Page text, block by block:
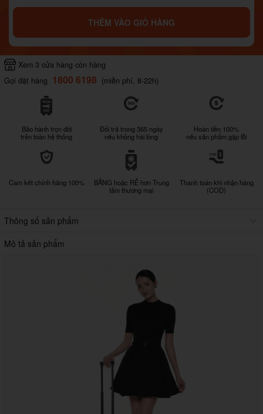
THÊM VÀO GIỎ HÀNG
Xem 3 cửa hàng còn hàng
Gọi đặt hàng 1800 6198 (miễn phí, 8-22h)
Bảo hành trọn đời
trên toàn hệ thống
Đổi trả trong 365 ngày
nếu không hài lòng
Hoàn tiền 100%
nếu sản phẩm gặp lỗi
Cam kết chính hãng 100%
BẰNG hoặc RẺ hơn Trung
tâm thương mại
Thanh toán khi nhận hàng
(COD)
Thông số sản phẩm
Mô tả sản phẩm